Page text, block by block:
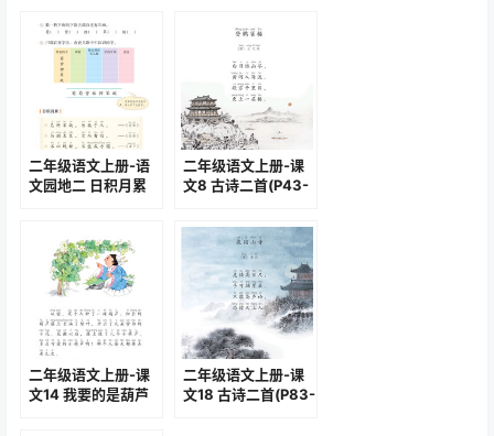
二年级语文上册-语
文园地二 日积月累
二年级语文上册-课
文8 古诗二首(P43-
二年级语文上册-课
文14 我要的是葫芦
二年级语文上册-课
文18 古诗二首(P83-